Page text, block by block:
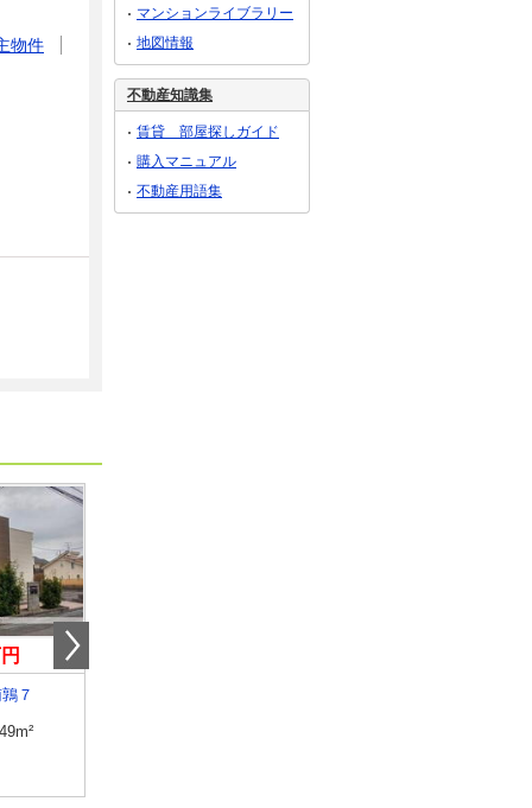
物件
７
マンションライブラリー
地図情報
不動産知識集
賃貸 部屋探しガイド
購入マニュアル
不動産用語集